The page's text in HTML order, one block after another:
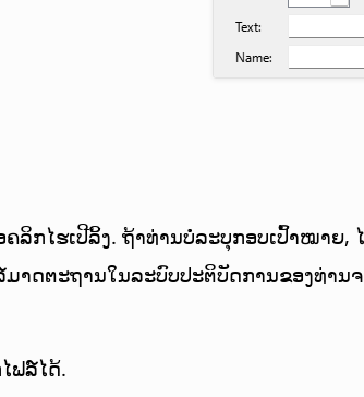
ລິກໄຮເປີລິ້ງ. ຖ້າທ່ານບໍ່ລະບຸກອບເປົ້າໝາຍ,
າດຕະຖານໃນລະບົບປະຕິບັດການຂອງທ່ານ
ຟລ໌ໄດ້.